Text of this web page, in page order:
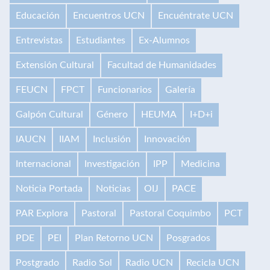
Educación Encuentros UCN Encuéntrate UCN
Entrevistas Estudiantes Ex-Alumnos
Extensión Cultural Facultad de Humanidades
FEUCN FPCT Funcionarios Galería
Galpón Cultural Género HEUMA I+D+i
IAUCN IIAM Inclusión Innovación
Internacional Investigación IPP Medicina
Noticia Portada Noticias OIJ PACE
PAR Explora Pastoral Pastoral Coquimbo PCT
PDE PEI Plan Retorno UCN Posgrados
Postgrado Radio Sol Radio UCN Recicla UCN